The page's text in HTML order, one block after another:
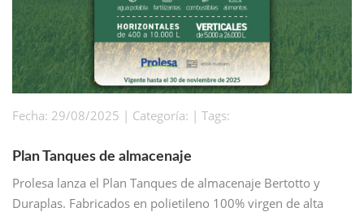
Fecha: 29/08/2025 | Categoría: | Tags:
Plan Tanques de almacenaje
Prolesa lanza el Plan Tanques de almacenaje Bertotto y
Duraplas. Fabricados en polietileno 100% virgen de alta